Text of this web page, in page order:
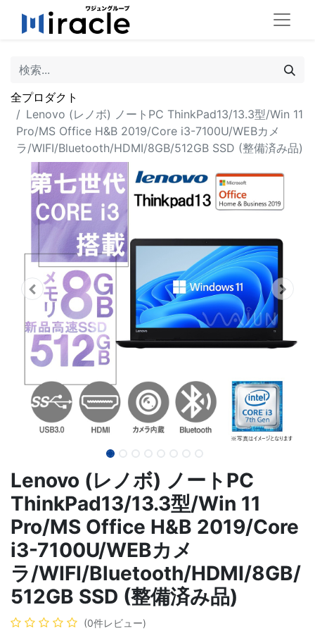
全プロダクト
Lenovo (レノボ) ノートPC ThinkPad13/13.3型/Win 11
Pro/MS Office H&B 2019/Core i3-7100U/WEBカメ
ラ/WIFI/Bluetooth/HDMI/8GB/512GB SSD (整備済み品)
Lenovo (レノボ) ノートPC
ThinkPad13/13.3型/Win 11
Pro/MS Office H&B 2019/Core
i3-7100U/WEBカメ
ラ/WIFI/Bluetooth/HDMI/8GB/
512GB SSD (整備済み品)
(0件レビュー)